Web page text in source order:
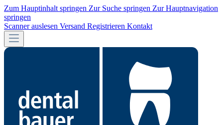
Zum Hauptinhalt springen Zur Suche springen Zur Hauptnavigation
springen
Scanner auslesen Versand Registrieren Kontakt